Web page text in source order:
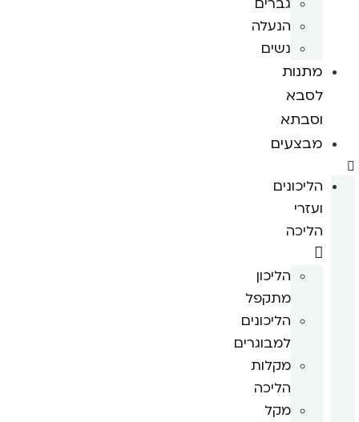
הנעלה
נשים
מתנות
לסבא
וסבתא
מבצעים
הליכונים
ועזרי
הליכה
הליכון
מתקפל
הליכונים
למבוגרים
מקלות
הליכה
מקל